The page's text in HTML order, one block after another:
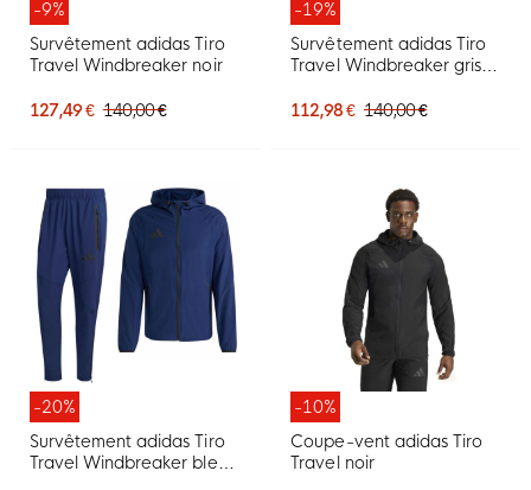
-9%
Survêtement adidas Tiro
Travel Windbreaker noir
127,49 € 140,00 €
-19%
Survêtement adidas Tiro
Travel Windbreaker gris
112,98 € 140,00 €
-20%
Survêtement adidas Tiro
Travel Windbreaker bleu
-10%
Coupe-vent adidas Tiro
Travel noir